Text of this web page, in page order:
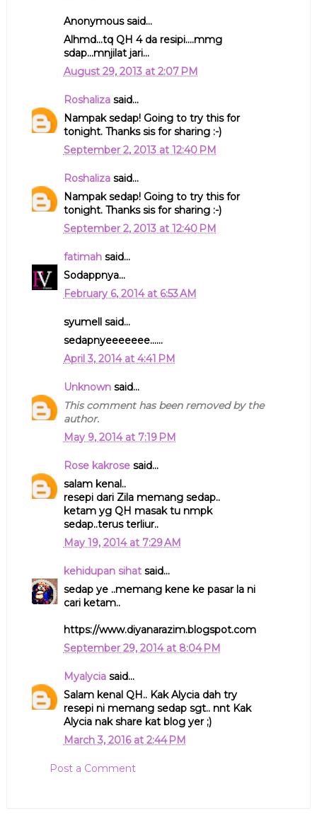
Anonymous said...
Alhmd...tq QH 4 da resipi....mmg
sdap...mnjilat jari...
August 29, 2013 at 2:07 PM
Roshalizasaid...
Nampak sedap! Going to try this for
tonight. Thanks sis for sharing :-)
September 2, 2013 at 12:40 PM
Roshalizasaid...
Nampak sedap! Going to try this for
tonight. Thanks sis for sharing :-)
September 2, 2013 at 12:40 PM
fatimah said...
Sodappnya...
February 6, 2014 at 6:53 AM
syumell said...
sedapnyeeeeeee......
April 3, 2014 at 4:41 PM
Unknownsaid...
This comment has been removed by the
author.
May 9, 2014 at 7:19 PM
Rose kakrosesaid...
salam kenal..
resepi dari Zila memang sedap..
ketam yg QH masak tu nmpk
sedap..terus terliur..
May 19, 2014 at 7:29 AM
kehidupan sihatsaid...
sedap ye ..memang kene ke pasar la ni
cari ketam..
https://www.diyanarazim.blogspot.com
September 29, 2014 at 8:04 PM
Myalyciasaid...
Salam kenal QH.. Kak Alycia dah try
resepi ni memang sedap sgt.. nnt Kak
Alycia nak share kat blog yer ;)
March 3, 2016 at 2:44 PM
Post a Comment